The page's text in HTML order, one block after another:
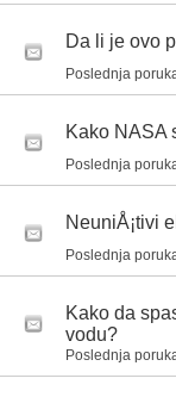
Da li je ovo
Poslednja
Kako NASA
Poslednja
NeuniÅ¡tivi
Poslednja
Kako da
vodu?
Poslednja